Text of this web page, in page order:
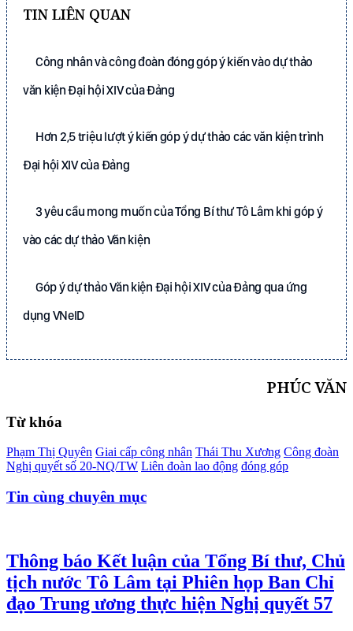
TIN LIÊN QUAN
Công nhân và công đoàn đóng góp ý kiến vào dự thảo
văn kiện Đại hội XIV của Đảng
Hơn 2,5 triệu lượt ý kiến góp ý dự thảo các văn kiện trình
Đại hội XIV của Đảng
3 yêu cầu mong muốn của Tổng Bí thư Tô Lâm khi góp ý
vào các dự thảo Văn kiện
Góp ý dự thảo Văn kiện Đại hội XIV của Đảng qua ứng
dụng VNeID
PHÚC VĂN
Từ khóa
Phạm Thị Quyên Giai cấp công nhân Thái Thu Xương Công đoàn
Nghị quyết số 20-NQ/TW Liên đoàn lao động đóng góp
Tin cùng chuyên mục
Thông báo Kết luận của Tổng Bí thư, Chủ
tịch nước Tô Lâm tại Phiên họp Ban Chỉ
đạo Trung ương thực hiện Nghị quyết 57